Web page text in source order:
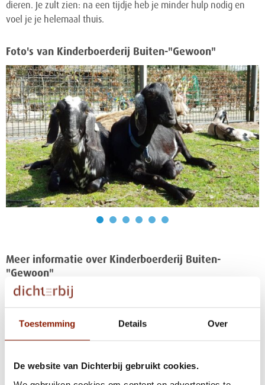
Toestemming Details Over
De website van Dichterbij gebruikt cookies.
dieren. Je zult zien: na een tijdje heb je minder hulp nodig en
voel je je helemaal thuis.
Foto's van Kinderboerderij Buiten-"Gewoon"
Meer informatie over Kinderboerderij Buiten-
"Gewoon"
Voor wie
combinatie met moeilijk verstaanbaar
gedrag of bijvoorbeeld autisme.
- begeleiding naar zo groot mogelijke